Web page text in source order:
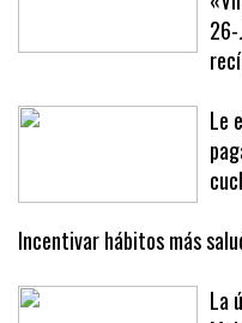
De
26-
Le
Incentivar hábitos más